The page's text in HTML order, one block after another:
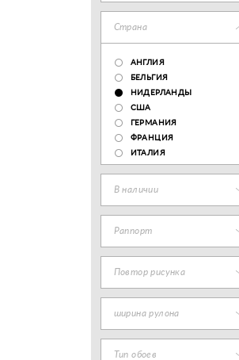
Страна
АНГЛИЯ
БЕЛЬГИЯ
НИДЕРЛАНДЫ
США
ГЕРМАНИЯ
ФРАНЦИЯ
ИТАЛИЯ
В наличии
Раппорт
Повтор рисунка
ширина рулона
Тип обоев